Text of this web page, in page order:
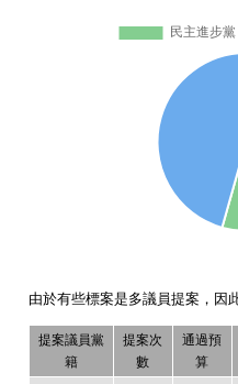
由於有些標案是多議員提案，因
提案議員黨
籍
提案次
數
通過預
算